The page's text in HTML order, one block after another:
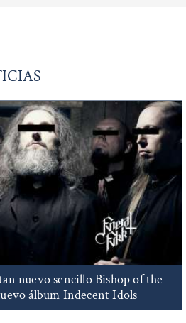
nuevo sencillo Bishop of the
álbum Indecent Idols